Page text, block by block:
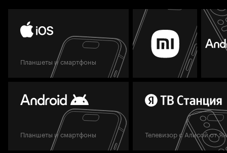
Планшеты и смартфоны
Планшеты и смартфоны Телевизор с Алисой от